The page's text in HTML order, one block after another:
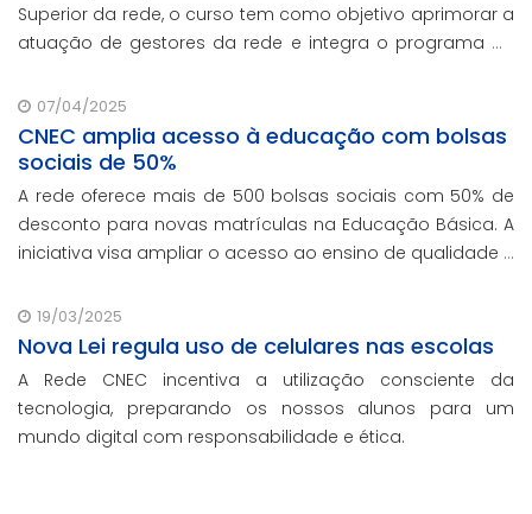
Superior da rede, o curso tem como objetivo aprimorar a
atuação de gestores da rede e integra o programa de
contando com o oferecimento gratuito da Re
07/04/2025
CNEC amplia acesso à educação com bolsas
sociais de 50%
A rede oferece mais de 500 bolsas sociais com 50% de
desconto para novas matrículas na Educação Básica. A
iniciativa visa ampliar o acesso ao ensino de qualidade e
19/03/2025
Nova Lei regula uso de celulares nas escolas
A Rede CNEC incentiva a utilização consciente da
tecnologia, preparando os nossos alunos para um
mundo digital com responsabilidade e ética.